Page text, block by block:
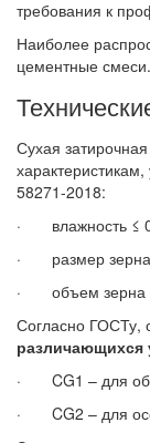
требования к
Наиболее
цементные
Сухая
58271-2018:
· влажность ≤
· размер зерна
· объем зерна
Согласно ГОСТу,
различающихся
· CG1 – для
· CG2 – для